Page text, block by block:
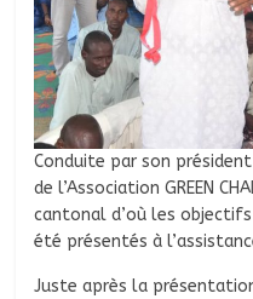
Conduite par son
de l’Association GREEN
cantonal d’où les
été présentés à
Juste après la